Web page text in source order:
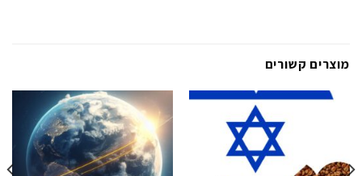
מוצרים קשורים